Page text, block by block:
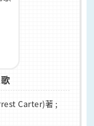
Carter)著 ;